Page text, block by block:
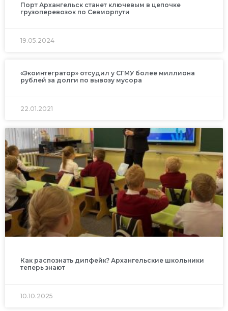
Порт Архангельск станет ключевым в цепочке
грузоперевозок по Севморпути
19.05.2024
«Экоинтегратор» отсудил у СГМУ более миллиона
рублей за долги по вывозу мусора
22.01.2021
Как распознать дипфейк? Архангельские школьники
теперь знают
10.10.2025